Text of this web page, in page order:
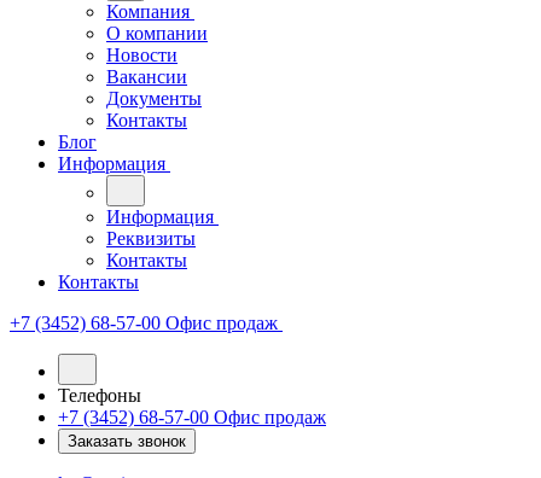
Компания
О компании
Новости
Вакансии
Документы
Контакты
Блог
Информация
Информация
Реквизиты
Контакты
Контакты
+7 (3452) 68-57-00 Офис продаж
Телефоны
+7 (3452) 68-57-00 Офис продаж
Заказать звонок